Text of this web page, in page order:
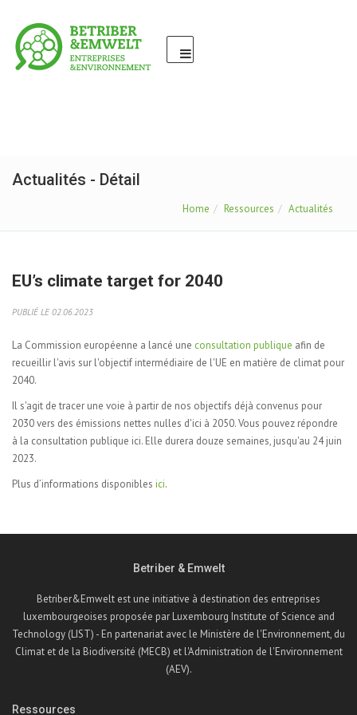
Actualités - Détail
Home Ressources Actualités
EU’s climate target for 2040
PUBLIÉ LE 02.06.2023
La Commission européenne a lancé une consultation publique afin de
recueillir l'avis sur l'objectif intermédiaire de l'UE en matière de climat pour
2040.
Il s'agit de tracer une voie à partir de nos objectifs déjà convenus pour
2030 vers des émissions nettes nulles d'ici à 2050. Vous pouvez répondre
à la consultation publique ici. Elle durera douze semaines, jusqu'au 24 juin
2023.
Plus d’informations disponibles ici.
Betriber & Emwelt
Betriber&Emwelt est une initiative à destination des entreprises
luxembourgeoises proposée par Luxembourg Institute of Science and
Technology (LIST) - En partenariat avec le Ministère de l'Environnement, du
Climat et de la Biodiversité (MECB) et l'Administration de l'Environnement
(AEV).
Ressources